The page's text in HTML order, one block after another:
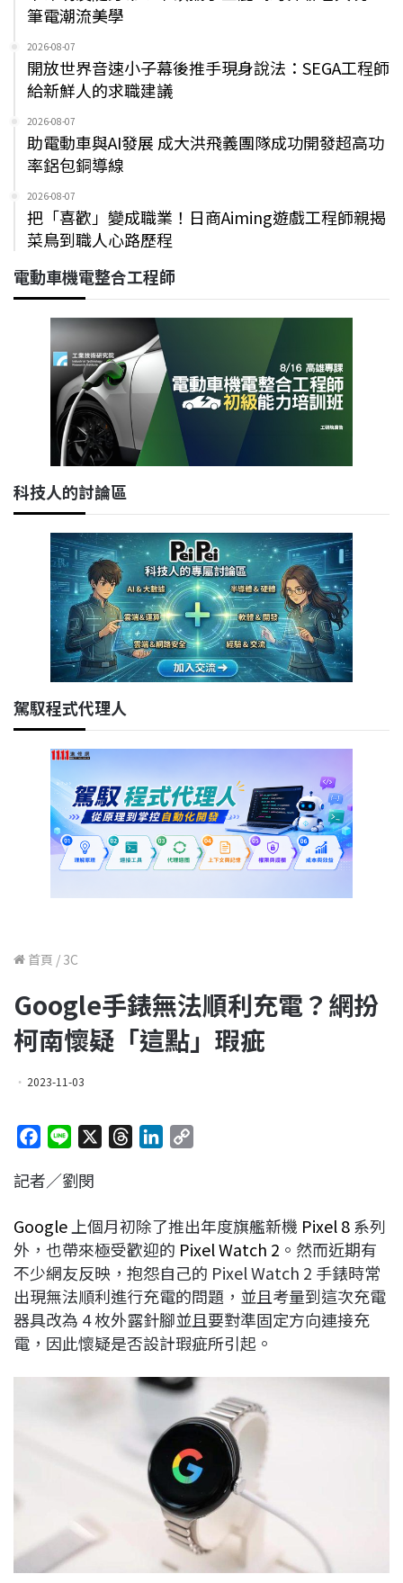
筆電潮流美學
2026-08-07
開放世界音速小子幕後推手現身說法：SEGA工程師
給新鮮人的求職建議
2026-08-07
助電動車與AI發展 成大洪飛義團隊成功開發超高功
率鋁包銅導線
2026-08-07
把「喜歡」變成職業！日商Aiming遊戲工程師親揭
菜鳥到職人心路歷程
電動車機電整合工程師
科技人的討論區
駕馭程式代理人